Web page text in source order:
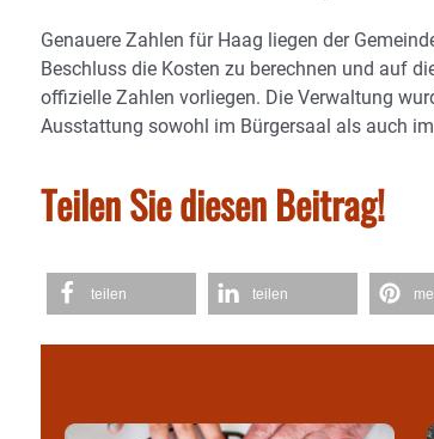
Genauere Zahlen für Haag liegen der
Beschluss die Kosten zu berechnen und auf
offizielle Zahlen vorliegen. Die Verwaltung
Ausstattung sowohl im Bürgersaal als auch
Teilen Sie diesen Beitrag!
teilen teilen